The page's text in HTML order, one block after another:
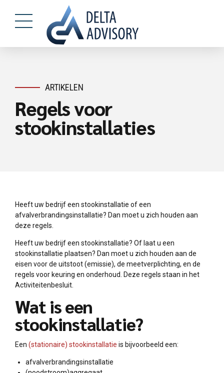
ARTIKELEN
Regels voor
stookinstallaties
Heeft uw bedrijf een stookinstallatie of een
afvalverbrandingsinstallatie? Dan moet u zich houden aan
deze regels.
Heeft uw bedrijf een stookinstallatie? Of laat u een
stookinstallatie plaatsen? Dan moet u zich houden aan de
eisen voor de uitstoot (emissie), de meetverplichting, en de
regels voor keuring en onderhoud. Deze regels staan in het
Activiteitenbesluit.
Wat is een
stookinstallatie?
Een (stationaire) stookinstallatie is bijvoorbeeld een:
afvalverbrandingsinstallatie